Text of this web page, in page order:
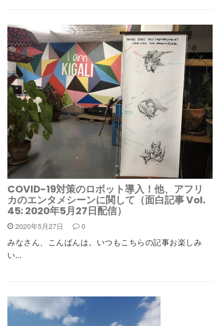
COVID-19対策のロボット導入！他、アフリ
カのエンタメシーンに関して（面白記事 Vol.
45: 2020年5月27日配信）
2020年5月27日 0
みなさん、こんばんは。いつもこちらの記事お楽しみ
い…